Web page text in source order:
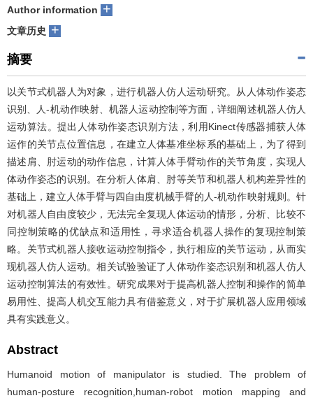
网
Author information +
文章历史 +
摘要
以关节式机器人为对象，进行机器人仿人运动研究。从人体动作姿态
识别、人-机动作映射、机器人运动控制等方面，详细阐述机器人仿人
运动算法。提出人体动作姿态识别方法，利用Kinect传感器捕获人体
运作的关节点位置信息，在建立人体基准坐标系的基础上，为了得到
描述肩、肘运动的动作信息，计算人体手臂动作的关节角度，实现人
体动作姿态的识别。在分析人体肩、肘等关节和机器人机构差异性的
基础上，建立人体手臂与四自由度机械手臂的人-机动作映射规则。针
对机器人自由度较少，无法完全复现人体运动的情形，分析、比较不
同控制策略的优缺点和适用性，寻求适合机器人操作的复现控制策
略。关节式机器人接收运动控制指令，执行相应的关节运动，从而实
现机器人仿人运动。相关试验验证了人体动作姿态识别和机器人仿人
运动控制算法的有效性。研究成果对于提高机器人控制和操作的简单
易用性、提高人机交互能力具有借鉴意义，对于扩展机器人应用领域
具有实践意义。
Abstract
Humanoid motion of manipulator is studied. The problem of
human-posture recognition,human-robot motion mapping and